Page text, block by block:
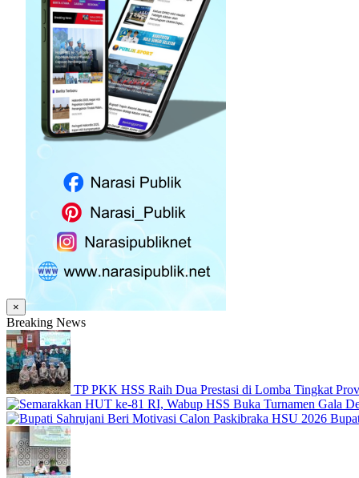
×
Breaking News
TP PKK HSS Raih Dua Prestasi di Lomba Tingkat